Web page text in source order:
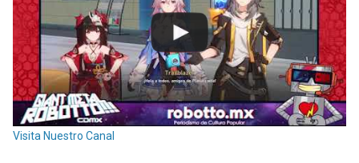
Visita Nuestro Canal